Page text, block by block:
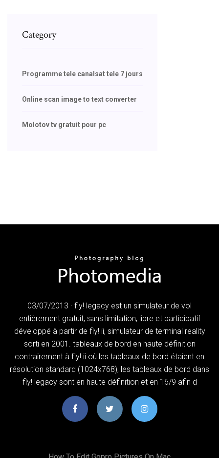
Category
Programme tele canalsat tele 7 jours
Online scan image to text converter
Molotov tv gratuit pour pc
03/07/2013 · fly! legacy est un simulateur de vol
entièrement gratuit, sans limitation, libre et participatif
développé à partir de fly! ii, simulateur de terminal reality
sorti en 2001. tableaux de bord en haute définition
contrairement à fly! ii où les tableaux de bord étaient en
résolution standard (1024x768), les tableaux de bord dans
fly! legacy sont en haute définition et en 16/9 afin d